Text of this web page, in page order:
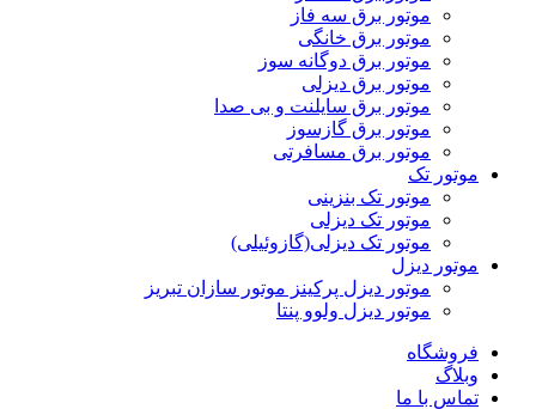
موتور برق سه فاز
موتور برق خانگی
موتور برق دوگانه سوز
موتور برق دیزلی
موتور برق سایلنت و بی صدا
موتور برق گازسوز
موتور برق مسافرتی
موتور تک
موتور تک بنزینی
موتور تک دیزلی
موتور تک دیزلی(گازوئیلی)
موتور دیزل
موتور دیزل پرکینز موتور سازان تبریز
موتور دیزل ولوو پنتا
فروشگاه
وبلاگ
تماس با ما